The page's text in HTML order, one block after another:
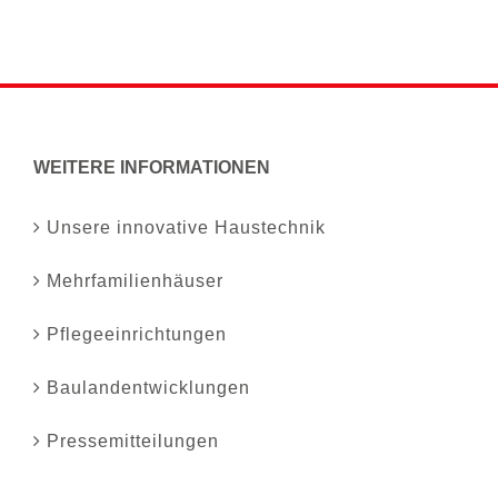
WEITERE INFORMATIONEN
Unsere innovative Haustechnik
Mehrfamilienhäuser
Pflegeeinrichtungen
Baulandentwicklungen
Pressemitteilungen